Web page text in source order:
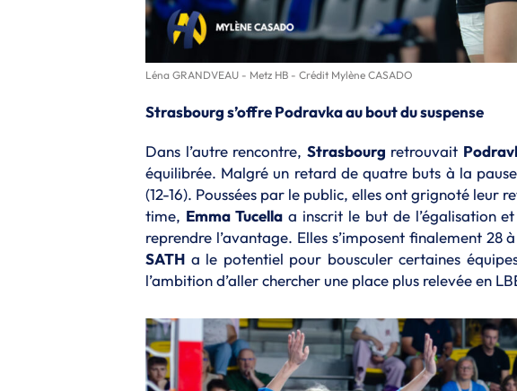
Léna GRANDVEAU - Metz HB - Crédit Mylène CASADO
Strasbourg s’offre Podravka au bout du suspense
Dans l’autre rencontre, Strasbourg retrouvait
équilibrée. Malgré un retard de quatre buts à la
(12-16). Poussées par le public, elles ont grignoté leur
time, Emma Tucellaa inscrit le but de l’égalisation et
reprendre l’avantage. Elles s’imposent finalement
SATH a le potentiel pour bousculer certaines
l’ambition d’aller chercher une place plus relevée en